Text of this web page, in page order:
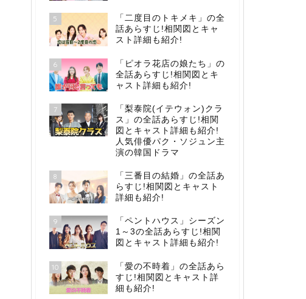
5
「二度目のトキメキ」の全
話あらすじ!相関図とキャ
スト詳細も紹介!
6
「ピオラ花店の娘たち」の
全話あらすじ!相関図とキ
ャスト詳細も紹介!
7
「梨泰院(イテウォン)クラ
ス」の全話あらすじ!相関
図とキャスト詳細も紹介!
人気俳優パク・ソジュン主
演の韓国ドラマ
8
「三番目の結婚」の全話あ
らすじ!相関図とキャスト
詳細も紹介!
9
「ペントハウス」シーズン
1～3の全話あらすじ!相関
図とキャスト詳細も紹介!
10
「愛の不時着」の全話あら
すじ!相関図とキャスト詳
細も紹介!